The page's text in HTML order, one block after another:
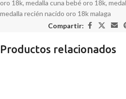
oro 18k, medalla cuna bebé oro 18k,
medalla recién nacido oro 18k malaga
Compartir:
Productos relacionados